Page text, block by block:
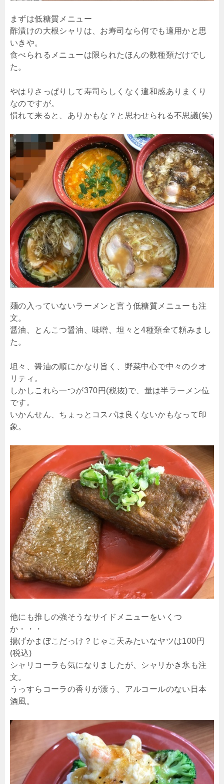
まずは低糖質メニュー
酢漬けの大根シャリは、お寿司なら何でも適用かと思
いきや。
食べられるメニューは限られたほんの数種類だけでし
た。
やはりさっぱりして寿司らしくなく違和感ありまくり
なのですが。
慣れて来ると、ありかもな？と思わせられる不思議(笑)
麺の入っていないラーメンと言う低糖質メニューも注
文。
醤油、とんこつ醤油、味噌、坦々と4種類全て頼みまし
た。
坦々、醤油の順にかなり旨く、野菜中心で中々のクオ
リティ。
しかしこれら一つが370円(税抜)で、量は半ラーメン位
です。
いかんせん、ちょっとコスパは良くないかもなって印
象。
他にも推しの強そうなサイドメニューをいくつ
か・・・
揚げかまぼこだっけ？じゃこ天みたいなヤツは100円
(税込)
シャリコーラも気になりましたが、シャリかき氷も注
文。
うっすらコーラの香りが漂う、アルコールのない日本
酒風。